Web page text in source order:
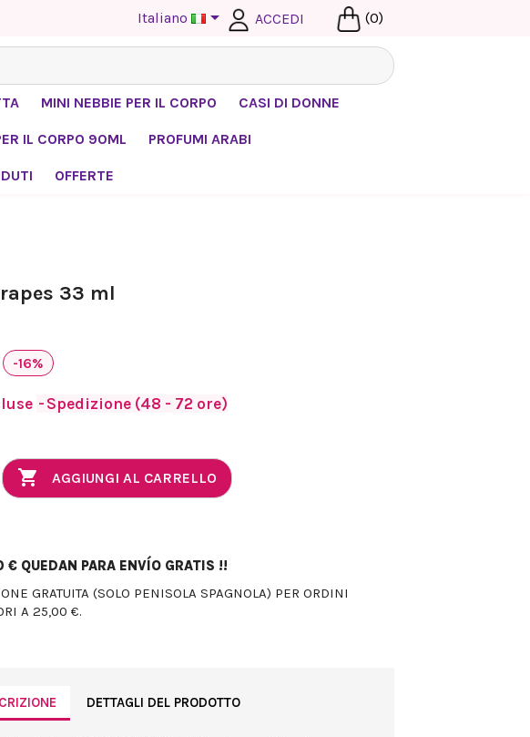
Italiano  ACCEDI (0)
MINI NEBBIE PER IL CORPO CASI DI DONNE
IL CORPO 90ML PROFUMI ARABI
OFFERTE
33 ml
-16%
Spedizione (48 - 72 ore)
 AGGIUNGI AL CARRELLO
€ QUEDAN PARA ENVÍO GRATIS !!
GRATUITA (SOLO PENISOLA SPAGNOLA) PER ORDINI
A 25,00 €.
DETTAGLI DEL PRODOTTO